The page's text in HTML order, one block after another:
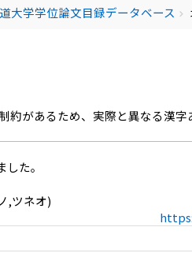
大学学位論文目録データベース chevron_right
約があるため、実際と異なる漢
た。
,ツネオ)